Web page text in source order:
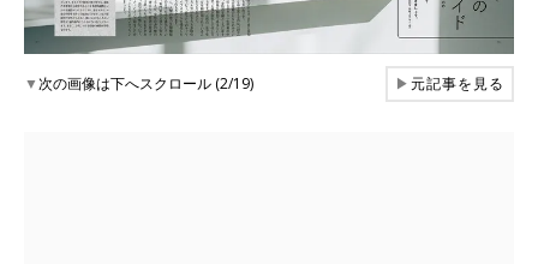
▼次の画像は下へスクロール (2/19) ▶元記事を見る